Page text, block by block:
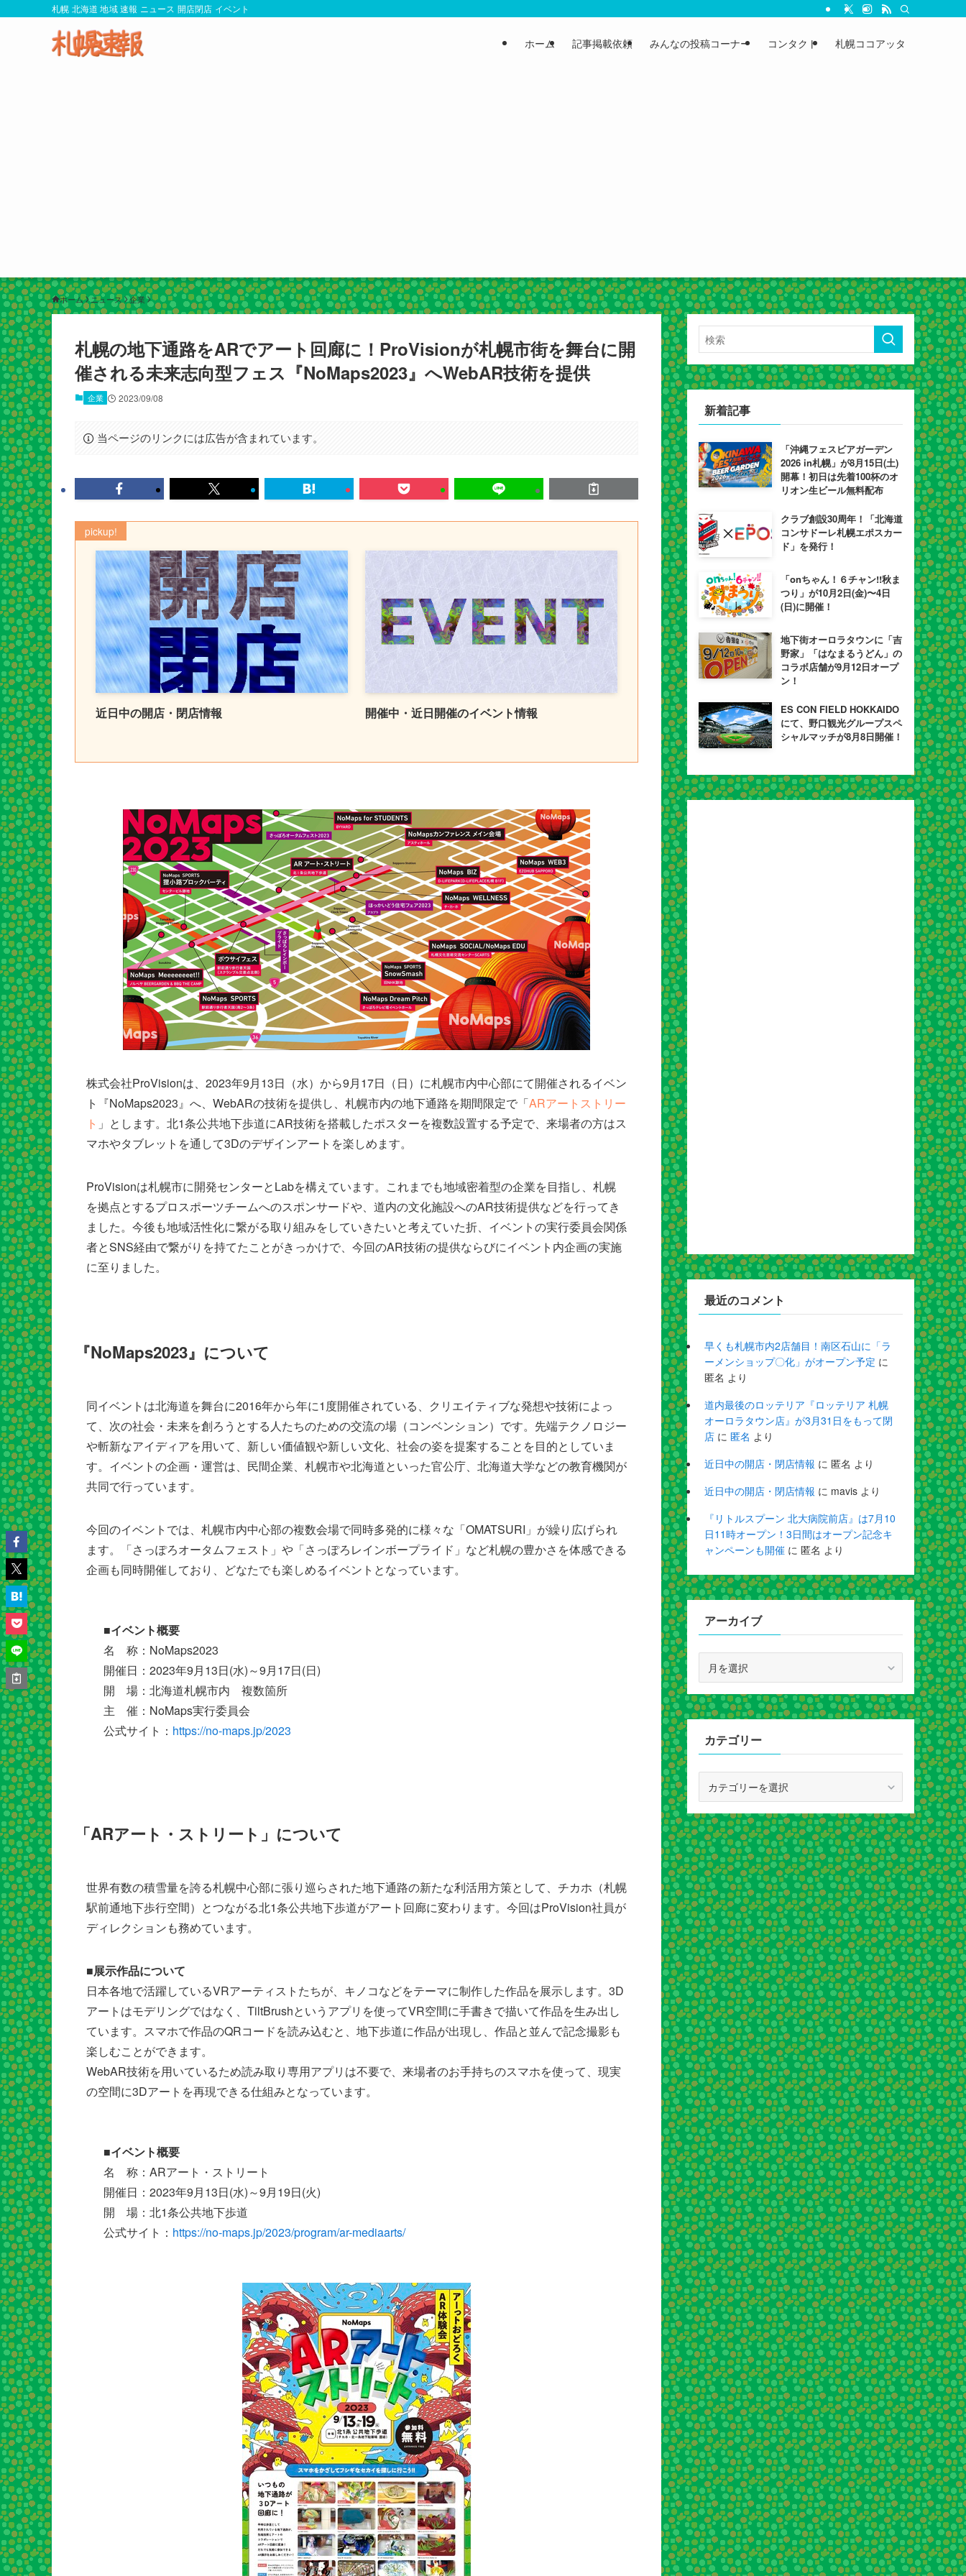
札幌 北海道 地域 速報 ニュース 開店閉店 イベント
ホーム 記事掲載依頼 みんなの投稿コーナー コンタクト 札幌ココアッタ
ホーム ニュース 企業
札幌の地下通路をARでアート回廊に！ProVisionが札幌市街を舞台に開
催される未来志向型フェス『NoMaps2023』へWebAR技術を提供
企業 2023/09/08
当ページのリンクには広告が含まれています。
pickup!
近日中の開店・閉店情報 開催中・近日開催のイベント情報
株式会社ProVisionは、2023年9月13日（水）から9月17日（日）に札幌市内中心部にて開催されるイベン
ト『NoMaps2023』へ、WebARの技術を提供し、札幌市内の地下通路を期間限定で「ARアートストリー
ト 」とします。北1条公共地下歩道にAR技術を搭載したポスターを複数設置する予定で、来場者の方はス
マホやタブレットを通して3Dのデザインアートを楽しめます。
ProVisionは札幌市に開発センターとLabを構えています。これまでも地域密着型の企業を目指し、札幌
を拠点とするプロスポーツチームへのスポンサードや、道内の文化施設へのAR技術提供などを行ってき
ました。今後も地域活性化に繋がる取り組みをしていきたいと考えていた折、イベントの実行委員会関係
者とSNS経由で繋がりを持てたことがきっかけで、今回のAR技術の提供ならびにイベント内企画の実施
に至りました。
『NoMaps2023』について
同イベントは北海道を舞台に2016年から年に1度開催されている、クリエイティブな発想や技術によっ
て、次の社会・未来を創ろうとする人たちのための交流の場（コンベンション）です。先端テクノロジー
や斬新なアイディアを用いて、新しい価値観や新しい文化、社会の姿を提案することを目的としていま
す。イベントの企画・運営は、民間企業、札幌市や北海道といった官公庁、北海道大学などの教育機関が
共同で行っています。
今回のイベントでは、札幌市内中心部の複数会場で同時多発的に様々な「OMATSURI」が繰り広げられ
ます。「さっぽろオータムフェスト」や「さっぽろレインボープライド」など札幌の豊かさを体感できる
企画も同時開催しており、どなたでも楽しめるイベントとなっています。
■イベント概要
名 称：NoMaps2023
開催日：2023年9月13日(水)～9月17日(日)
開 場：北海道札幌市内 複数箇所
主 催：NoMaps実行委員会
公式サイト： https://no-maps.jp/2023
「ARアート・ストリート」について
世界有数の積雪量を誇る札幌中心部に張り巡らされた地下通路の新たな利活用方策として、チカホ（札幌
駅前通地下歩行空間）とつながる北1条公共地下歩道がアート回廊に変わります。今回はProVision社員が
ディレクションも務めています。
■展示作品について
日本各地で活躍しているVRアーティストたちが、キノコなどをテーマに制作した作品を展示します。3D
アートはモデリングではなく、TiltBrushというアプリを使ってVR空間に手書きで描いて作品を生み出し
ています。スマホで作品のQRコードを読み込むと、地下歩道に作品が出現し、作品と並んで記念撮影も
楽しむことができます。
WebAR技術を用いているため読み取り専用アプリは不要で、来場者のお手持ちのスマホを使って、現実
の空間に3Dアートを再現できる仕組みとなっています。
■イベント概要
名 称：ARアート・ストリート
開催日：2023年9月13日(水)～9月19日(火)
開 場：北1条公共地下歩道
公式サイト： https://no-maps.jp/2023/program/ar-mediaarts/
新着記事
「沖縄フェスビアガーデン
2026 in札幌」が8月15日(土)
開幕！初日は先着100杯のオ
リオン生ビール無料配布
クラブ創設30周年！「北海道
コンサドーレ札幌エポスカー
ド」を発行！
「onちゃん！６チャン!!秋ま
つり」が10月2日(金)〜4日
(日)に開催！
地下街オーロラタウンに「吉
野家」「はなまるうどん」の
コラボ店舗が9月12日オープ
ン！
ES CON FIELD HOKKAIDO
にて、野口観光グループスペ
シャルマッチが8月8日開催！
最近のコメント
早くも札幌市内2店舗目！南区石山に「ラ
ーメンショップ〇化」がオープン予定 に
匿名 より
道内最後のロッテリア『ロッテリア 札幌
オーロラタウン店』が3月31日をもって閉
店 に 匿名 より
近日中の開店・閉店情報 に 匿名 より
近日中の開店・閉店情報 に mavis より
『リトルスプーン 北大病院前店』は7月10
日11時オープン！3日間はオープン記念キ
ャンペーンも開催 に 匿名 より
アーカイブ
カ
イ
ブ
カテゴリー
ゴ
リ
ー